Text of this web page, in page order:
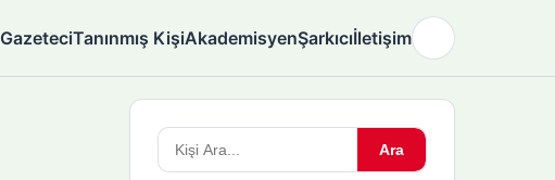
GazeteciTanınmış KişiAkademisyenŞarkıcıİletişim
Arama
yapın:
Ara